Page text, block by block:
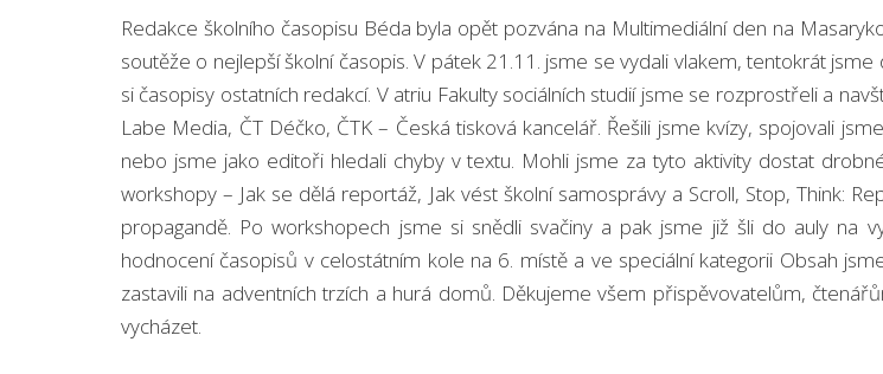
Redakce školního časopisu Béda byla opět pozvána na Multimediální den na
soutěže o nejlepší školní časopis. V pátek 21.11. jsme se vydali vlakem, tentokrát
si časopisy ostatních redakcí. V atriu Fakulty sociálních studií jsme se rozprostřeli a
Labe Media, ČT Déčko, ČTK – Česká tisková kancelář. Řešili jsme kvízy, spojovali
nebo jsme jako editoři hledali chyby v textu. Mohli jsme za tyto aktivity dostat
workshopy – Jak se dělá reportáž, Jak vést školní samosprávy a Scroll, Stop, Think:
propagandě. Po workshopech jsme si snědli svačiny a pak jsme již šli do auly na
hodnocení časopisů v celostátním kole na 6. místě a ve speciální kategorii Obsah
zastavili na adventních trzích a hurá domů. Děkujeme všem přispěvovatelům,
vycházet.